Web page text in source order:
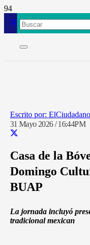
31 Mayo 2026 / 16:44PM
Casa de la
Domingo
BUAP
La jornada incluyó
tradicional mexican